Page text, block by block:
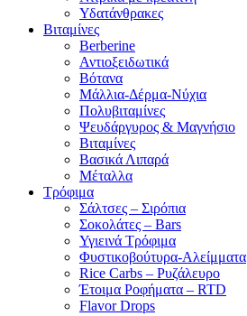
Υδατάνθρακες
Βιταμίνες
Berberine
Αντιοξειδωτικά
Βότανα
Μάλλια-Δέρμα-Νύχια
Πολυβιταμίνες
Ψευδάργυρος & Μαγνήσιο
Βιταμίνες
Βασικά Λιπαρά
Μέταλλα
Τρόφιμα
Σάλτσες – Σιρόπια
Σοκολάτες – Bars
Υγιεινά Τρόφιμα
Φυστικοβούτυρα-Αλείμματα
Rice Carbs – Ρυζάλευρο
Έτοιμα Ροφήματα – RTD
Flavor Drops